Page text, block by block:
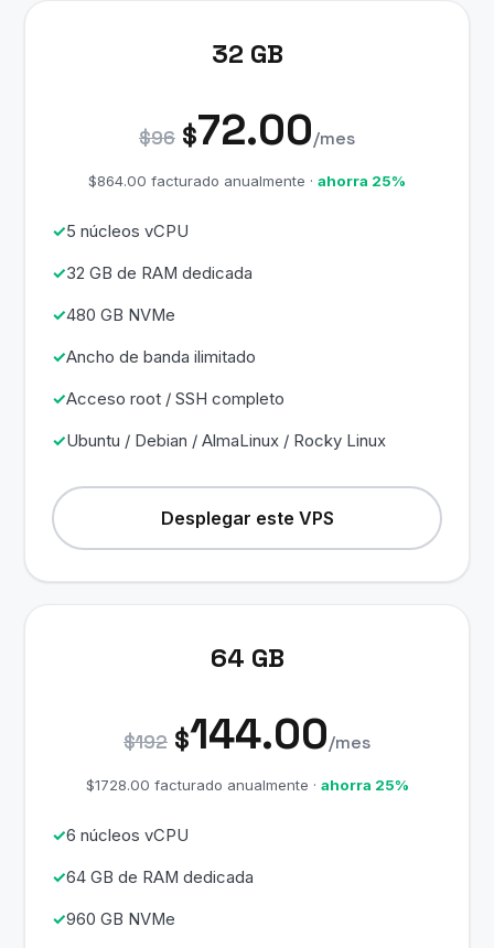
32 GB
$96 $72.00/mes
$864.00 facturado anualmente · ahorra 25%
5 núcleos vCPU
32 GB de RAM dedicada
480 GB NVMe
Ancho de banda ilimitado
Acceso root / SSH completo
Ubuntu / Debian / AlmaLinux / Rocky Linux
Desplegar este VPS
64 GB
$192 $144.00/mes
$1728.00 facturado anualmente · ahorra 25%
6 núcleos vCPU
64 GB de RAM dedicada
960 GB NVMe